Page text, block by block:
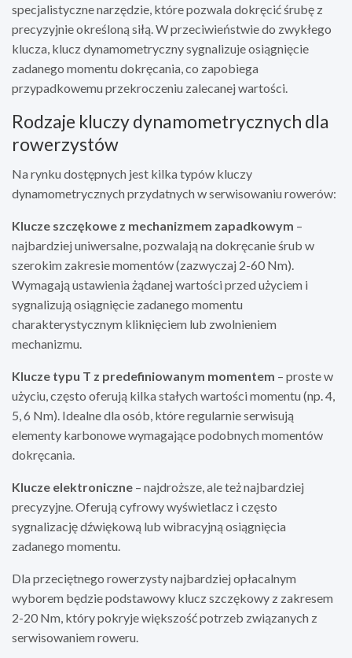
specjalistyczne narzędzie, które pozwala dokręcić śrubę z
precyzyjnie określoną siłą. W przeciwieństwie do zwykłego
klucza, klucz dynamometryczny sygnalizuje osiągnięcie
zadanego momentu dokręcania, co zapobiega
przypadkowemu przekroczeniu zalecanej wartości.
Rodzaje kluczy dynamometrycznych dla
rowerzystów
Na rynku dostępnych jest kilka typów kluczy
dynamometrycznych przydatnych w serwisowaniu rowerów:
Klucze szczękowe z mechanizmem zapadkowym –
najbardziej uniwersalne, pozwalają na dokręcanie śrub w
szerokim zakresie momentów (zazwyczaj 2-60 Nm).
Wymagają ustawienia żądanej wartości przed użyciem i
sygnalizują osiągnięcie zadanego momentu
charakterystycznym kliknięciem lub zwolnieniem
mechanizmu.
Klucze typu T z predefiniowanym momentem – proste w
użyciu, często oferują kilka stałych wartości momentu (np. 4,
5, 6 Nm). Idealne dla osób, które regularnie serwisują
elementy karbonowe wymagające podobnych momentów
dokręcania.
Klucze elektroniczne – najdroższe, ale też najbardziej
precyzyjne. Oferują cyfrowy wyświetlacz i często
sygnalizację dźwiękową lub wibracyjną osiągnięcia
zadanego momentu.
Dla przeciętnego rowerzysty najbardziej opłacalnym
wyborem będzie podstawowy klucz szczękowy z zakresem
2-20 Nm, który pokryje większość potrzeb związanych z
serwisowaniem roweru.